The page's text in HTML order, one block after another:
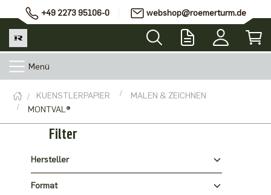
+49 2273 95106-0 webshop@roemerturm.de
Menü
KUENSTLERPAPIER
MALEN & ZEICHNEN
MONTVAL®
Filter
Hersteller
Format